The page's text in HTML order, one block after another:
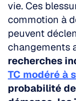
vie. Ces
commotion à
peuvent
changements
TC modéré à
probabilité